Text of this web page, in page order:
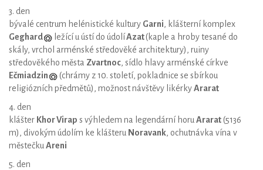
3. den
bývalé centrum helénistické kultury Garni, klášterní komplex
Geghard
ležící u ústí do údolíAzat(kaple a hroby tesané do
skály, vrchol arménské středověké architektury), ruiny
středověkého města Zvartnoc, sídlo hlavy arménské církve
Ečmiadzin
(chrámy z 10. století, pokladnice se sbírkou
religiózních předmětů), možnost návštěvy likérkyArarat
4. den
klášter Khor Virap s výhledem na legendární horuArarat(5136
m), divokým údolím ke klášteru Noravank, ochutnávka vína v
městečkuAreni
5. den